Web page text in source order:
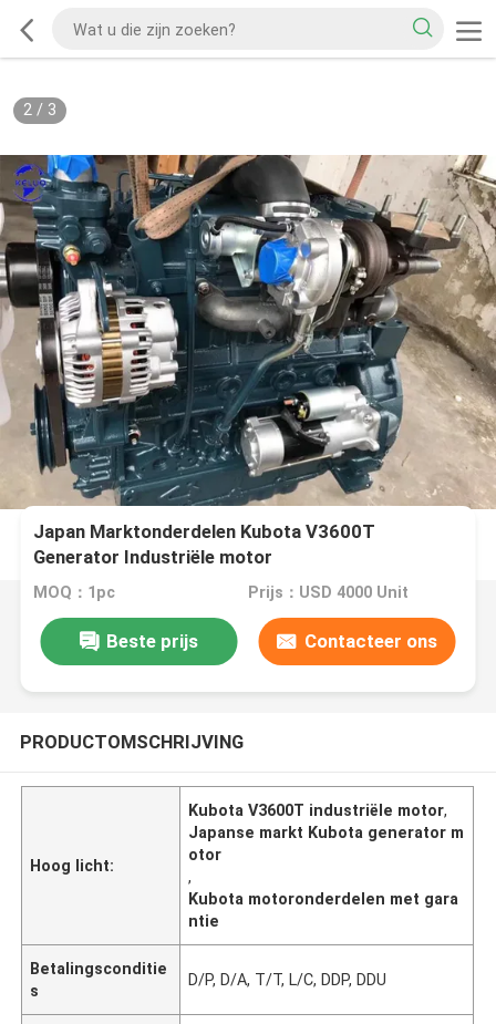
2/ 3
Japan Marktonderdelen Kubota V3600T
Generator Industriële motor
MOQ：1pc Prijs：USD 4000 Unit
Beste prijs Contacteer ons
PRODUCTOMSCHRIJVING
Hoog licht:
Kubota V3600T industriële motor,
Japanse markt Kubota generator m
otor
,
Kubota motoronderdelen met gara
ntie
Betalingsconditie
s
D/P, D/A, T/T, L/C, DDP, DDU